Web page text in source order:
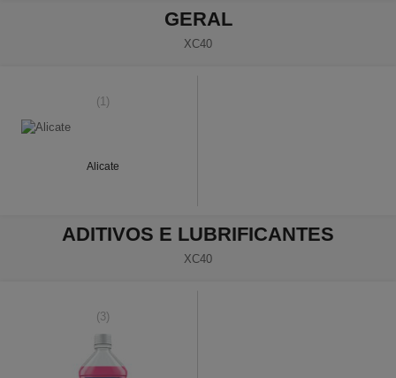
GERAL
XC40
(1)
Alicate
ADITIVOS E LUBRIFICANTES
XC40
(3)